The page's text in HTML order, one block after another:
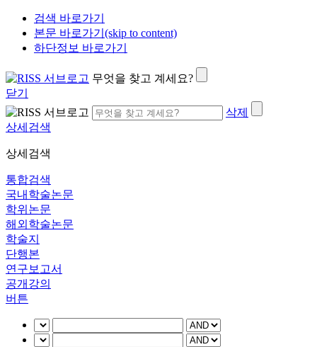
검색 바로가기
본문 바로가기(skip to content)
하단정보 바로가기
무엇을 찾고 계세요?
닫기
삭제
상세검색
상세검색
통합검색
국내학술논문
학위논문
해외학술논문
학술지
단행본
연구보고서
공개강의
버튼